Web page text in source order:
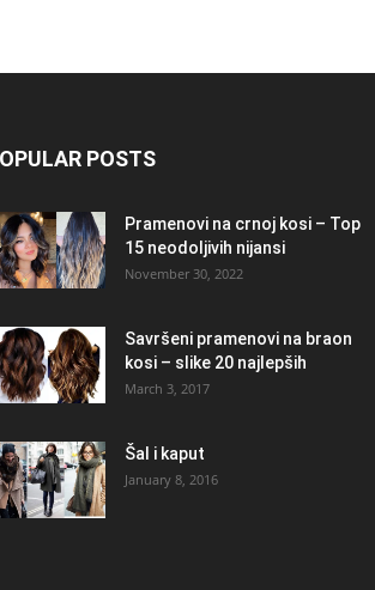
POSTS
Pramenovi na crnoj kosi – Top
15 neodoljivih nijansi
November 30, 2022
Savršeni pramenovi na braon
kosi – slike 20 najlepših
March 3, 2017
Šal i kaput
January 8, 2016